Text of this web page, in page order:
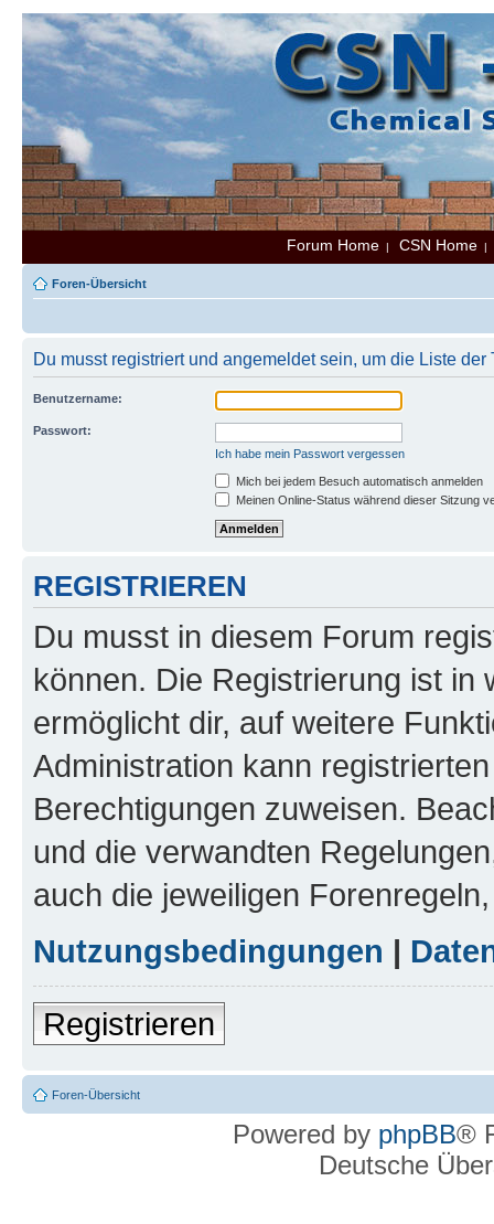
Forum Home | CSN Home
Foren-Übersicht
Du musst registriert und angemeldet sein, um die Liste
Benutzername:
Passwort:
Ich habe mein Passwort vergessen
Mich bei jedem Besuch automatisch anmelden
Meinen Online-Status während dieser Sitzung
REGISTRIEREN
Du musst in diesem Forum
können. Die Registrierung ist in
ermöglicht dir, auf weitere
Administration kann
Berechtigungen zuweisen.
und die verwandten
auch die jeweiligen
Nutzungsbedingungen |
Registrieren
Foren-Übersicht
Powered by phpBB®
Deutsche